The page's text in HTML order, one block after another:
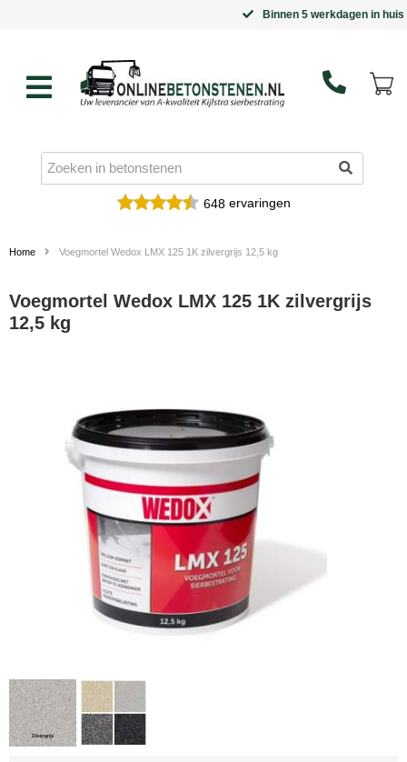
Binnen 5 werkdagen in huis
648ervaringen
Home Voegmortel Wedox LMX 125 1K zilvergrijs 12,5 kg
Voegmortel Wedox LMX 125 1K zilvergrijs
12,5 kg